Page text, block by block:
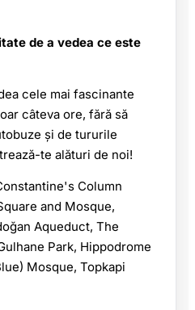
de a vedea ce este
cele mai fascinante
câteva ore, fără să
și de tururile
te alături de noi!
Column
and Mosque,
Aqueduct, The
Park, Hippodrome
Mosque, Topkapi